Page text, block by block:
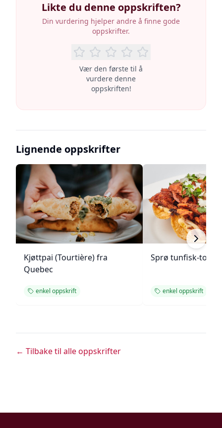
Likte du denne oppskriften?
Din vurdering hjelper andre å finne gode
oppskrifter.
Vær den første til å
vurdere denne
oppskriften!
Lignende oppskrifter
Kjøttpai (Tourtière) fra
Quebec
enkel oppskrift
Sprø tunfisk-
enkel oppskrift
← Tilbake til alle oppskrifter